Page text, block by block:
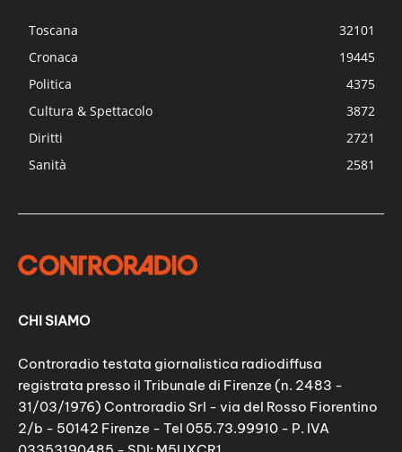
Toscana
32101
Cronaca
19445
Politica
4375
Cultura & Spettacolo
3872
Diritti
2721
Sanità
2581
CHI SIAMO
Controradio testata giornalistica radiodiffusa
registrata presso il Tribunale di Firenze (n. 2483 -
31/03/1976) Controradio Srl - via del Rosso Fiorentino
2/b - 50142 Firenze - Tel 055.73.99910 - P. IVA